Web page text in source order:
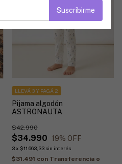
Pijama algodón
ASTRONAUTA
$34.990
$42.990
19% OFF
3 x $11.663,33 sin interés
LLEVÁ 3 Y PAGÁ 2
$31.491 con Transferencia o
Suscribirme